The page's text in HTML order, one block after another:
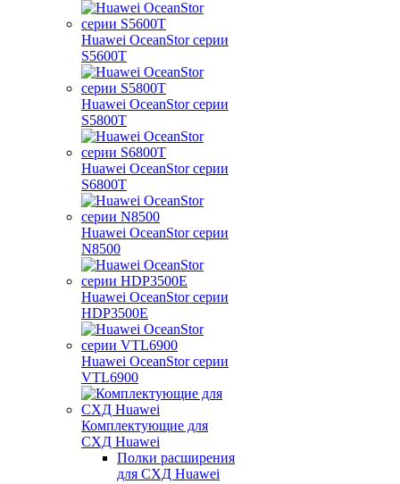
Huawei OceanStor серии
S5600T
Huawei OceanStor серии
S5800T
Huawei OceanStor серии
S6800T
Huawei OceanStor серии
N8500
Huawei OceanStor серии
HDP3500E
Huawei OceanStor серии
VTL6900
Комплектующие для
СХД Huawei
Полки расширения
для СХД Huawei